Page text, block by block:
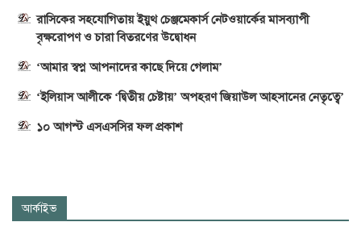
রাসিকের সহযোগিতায় ইয়ুথ চেঞ্জমেকার্স নেটওয়ার্কের মাসব্যাপী
বৃক্ষরোপণ ও চারা বিতরণের উদ্বোধন
‘আমার স্বপ্ন আপনাদের কাছে দিয়ে গেলাম’
‘ইলিয়াস আলীকে ‘দ্বিতীয় চেষ্টায়’ অপহরণ জিয়াউল আহসানের নেতৃত্বে’
১০ আগস্ট এসএসসির ফল প্রকাশ
আর্কাইভ